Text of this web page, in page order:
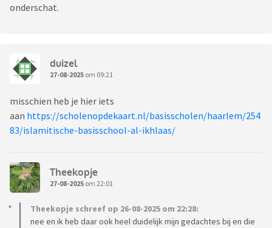
onderschat.
duizel
27-08-2025 om 09:21
misschien heb je hier iets
aan https://scholenopdekaart.nl/basisscholen/haarlem/254
83/islamitische-basisschool-al-ikhlaas/
Theekopje
27-08-2025 om 22:01
Theekopje schreef op 26-08-2025 om 22:28:
nee en ik heb daar ook heel duidelijk mijn gedachtes bij en die